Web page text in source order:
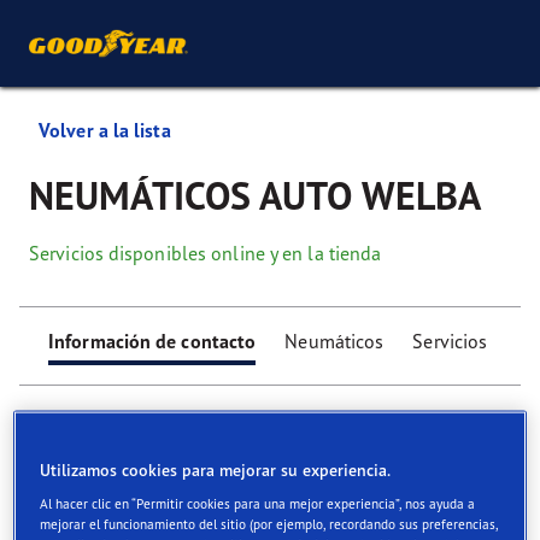
Volver a la lista
NEUMÁTICOS AUTO WELBA
Servicios disponibles online y en la tienda
Información de contacto Neumáticos Servicios
Find your tyres
Utilizamos cookies para mejorar su experiencia.
Al hacer clic en “Permitir cookies para una mejor experiencia”, nos ayuda a
mejorar el funcionamiento del sitio (por ejemplo, recordando sus preferencias,